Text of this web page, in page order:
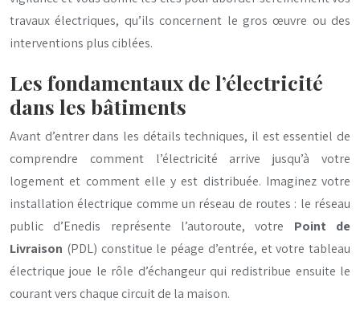
travaux électriques, qu’ils concernent le gros œuvre ou des
interventions plus ciblées.
Les fondamentaux de l’électricité
dans les bâtiments
Avant d’entrer dans les détails techniques, il est essentiel de
comprendre comment l’électricité arrive jusqu’à votre
logement et comment elle y est distribuée. Imaginez votre
installation électrique comme un réseau de routes : le réseau
public d’Enedis représente l’autoroute, votre Point de
Livraison (PDL) constitue le péage d’entrée, et votre tableau
électrique joue le rôle d’échangeur qui redistribue ensuite le
courant vers chaque circuit de la maison.